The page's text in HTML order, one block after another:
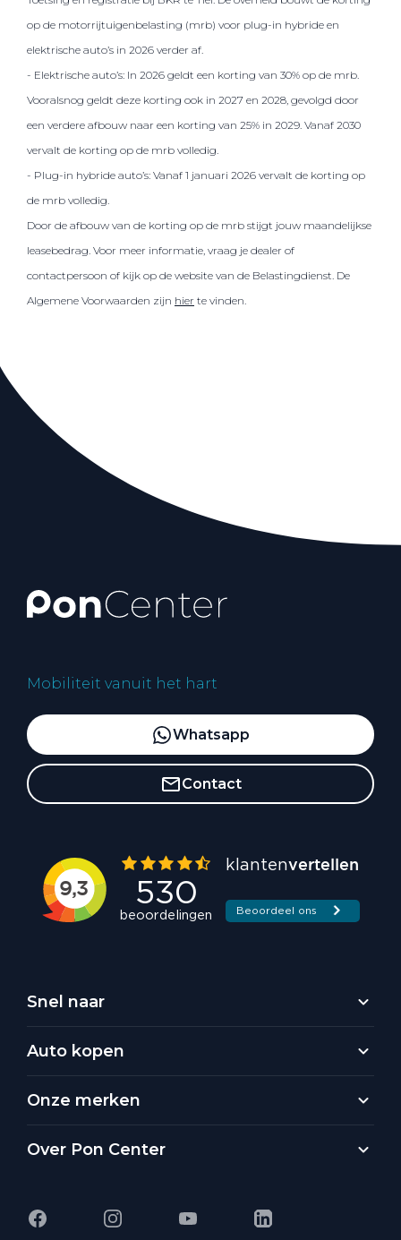
op de motorrijtuigenbelasting (mrb) voor plug-in hybride en
elektrische auto’s in 2026 verder af.
- Elektrische auto’s: In 2026 geldt een korting van 30% op de mrb.
Vooralsnog geldt deze korting ook in 2027 en 2028, gevolgd door
een verdere afbouw naar een korting van 25% in 2029. Vanaf 2030
vervalt de korting op de mrb volledig.
- Plug-in hybride auto’s: Vanaf 1 januari 2026 vervalt de korting op
de mrb volledig.
Door de afbouw van de korting op de mrb stijgt jouw maandelijkse
leasebedrag. Voor meer informatie, vraag je dealer of
contactpersoon of kijk op de website van de Belastingdienst. De
Algemene Voorwaarden zijn hier te vinden.
Mobiliteit vanuit het hart
Whatsapp
Contact
Snel naar
Auto kopen
Onze merken
Over Pon Center